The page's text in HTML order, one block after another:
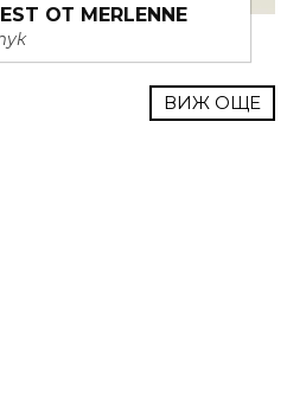
ОТ MERLENNE
ВИЖ ОЩЕ